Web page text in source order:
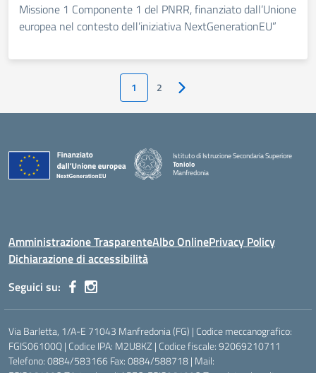
Missione 1 Componente 1 del PNRR, finanziato dall’Unione
europea nel contesto dell’iniziativa NextGenerationEU”
1 2 Pagina successiva
Istituto di Istruzione Secondaria Superiore
Toniolo
Manfredonia
Amministrazione TrasparenteAlbo OnlinePrivacy Policy
Dichiarazione di accessibilità
Seguici su:
Via Barletta, 1/A-E 71043 Manfredonia (FG) | Codice meccanografico:
FGIS06100Q | Codice IPA: M2U8KZ | Codice fiscale: 92069210711
Telefono: 0884/583166 Fax: 0884/588718 | Mail: